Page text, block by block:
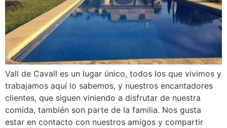
Vall de Cavall es un lugar único, todos los que vivimos y
trabajamos aquí lo sabemos, y nuestros encantadores
clientes, que siguen viniendo a disfrutar de nuestra
comida, también son parte de la familia. Nos gusta
estar en contacto con nuestros amigos y compartir